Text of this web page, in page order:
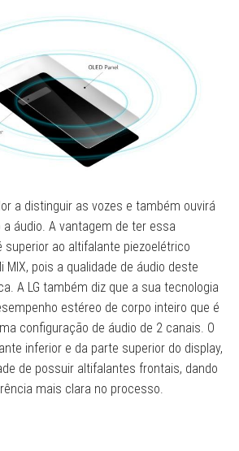
a distinguir as vozes e também ouvirá
áudio. A vantagem de ter essa
superior ao altifalante piezoelétrico
MIX, pois a qualidade de áudio deste
A LG também diz que a sua tecnologia
estéreo de corpo inteiro que é
configuração de áudio de 2 canais. O
inferior e da parte superior do display,
de possuir altifalantes frontais, dando
mais clara no processo.